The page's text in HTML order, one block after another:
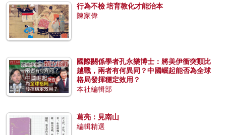
行為不檢 培育教化才能治本
陳家偉
國際關係學者孔永樂博士：將美伊衝突類比
越戰，兩者有何異同？中國崛起能否為全球
格局發揮穩定效用？
本社編輯部
葛亮：見南山
編輯精選